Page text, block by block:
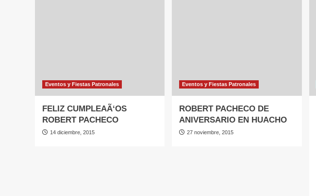
Eventos y Fiestas Patronales
FELIZ CUMPLEAÃ‘OS
ROBERT PACHECO
14 diciembre, 2015
Eventos y Fiestas Patronales
ROBERT PACHECO DE
ANIVERSARIO EN HUACHO
27 noviembre, 2015